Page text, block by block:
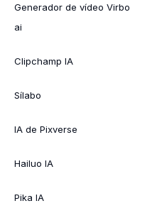
Generador de vídeo Virbo
ai
Clipchamp IA
Sílabo
IA de Pixverse
Hailuo IA
Pika IA